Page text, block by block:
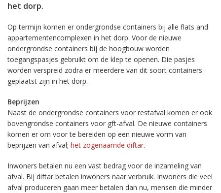
het dorp.
Op termijn komen er ondergrondse containers bij alle flats and
appartementencomplexen in het dorp. Voor de nieuwe
ondergrondse containers bij de hoogbouw worden
toegangspasjes gebruikt om de klep te openen. Die pasjes
worden verspreid zodra er meerdere van dit soort containers
geplaatst zijn in het dorp.
Beprijzen
Naast de ondergrondse containers voor restafval komen er ook
bovengrondse containers voor gft-afval. De nieuwe containers
komen er om voor te bereiden op een nieuwe vorm van
beprijzen van afval; het zogenaamde diftar.
Inwoners betalen nu een vast bedrag voor de inzameling van
afval. Bij diftar betalen inwoners naar verbruik. Inwoners die veel
afval produceren gaan meer betalen dan nu, mensen die minder